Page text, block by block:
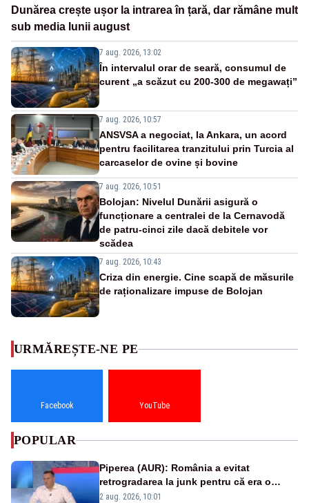
Dunărea crește ușor la intrarea în țară, dar rămâne mult
sub media lunii august
7 aug. 2026, 13:02
În intervalul orar de seară, consumul de
curent „a scăzut cu 200-300 de megawați”
7 aug. 2026, 10:57
ANSVSA a negociat, la Ankara, un acord
pentru facilitarea tranzitului prin Turcia al
carcaselor de ovine și bovine
7 aug. 2026, 10:51
Bolojan: Nivelul Dunării asigură o
funcționare a centralei de la Cernavodă
de patru-cinci zile dacă debitele vor
scădea
7 aug. 2026, 10:43
Criza din energie. Cine scapă de măsurile
de raționalizare impuse de Bolojan
URMĂREȘTE-NE PE
Facebook YouTube
POPULAR
Piperea (AUR): România a evitat
retrogradarea la junk pentru că era o
catastrofă pentru bănci și fondurile de
2 aug. 2026, 10:01